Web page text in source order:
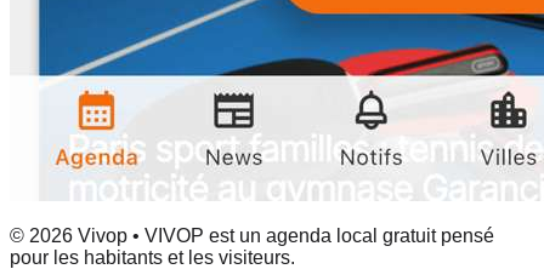
© 2026 Vivop • VIVOP est un agenda local gratuit pensé
pour les habitants et les visiteurs.